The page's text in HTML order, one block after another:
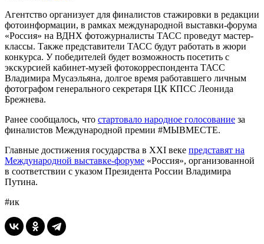
Агентство организует для финалистов стажировки в редакции
фотоинформации, в рамках международной выставки-форума
«Россия» на ВДНХ фотожурналисты ТАСС проведут мастер-
классы. Также представители ТАСС будут работать в жюри
конкурса. У победителей будет возможность посетить с
экскурсией кабинет-музей фотокорреспондента ТАСС
Владимира Мусаэльяна, долгое время работавшего личным
фотографом генерального секретаря ЦК КПСС Леонида
Брежнева.
Ранее сообщалось, что стартовало народное голосование за
финалистов Международной премии #МЫВМЕСТЕ.
Главные достижения государства в XXI веке представят на
Международной выставке-форуме «Россия», организованной
в соответствии с указом Президента России Владимира
Путина.
#ик